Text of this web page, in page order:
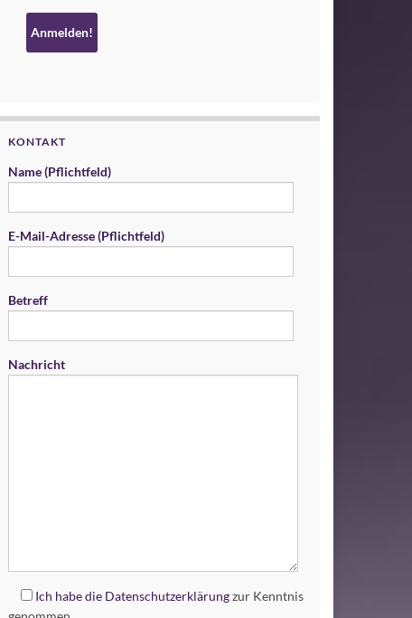
KONTAKT
Name (Pflichtfeld)
E-Mail-Adresse (Pflichtfeld)
Betreff
Nachricht
Ich habe die Datenschutzerklärungzur Kenntnis